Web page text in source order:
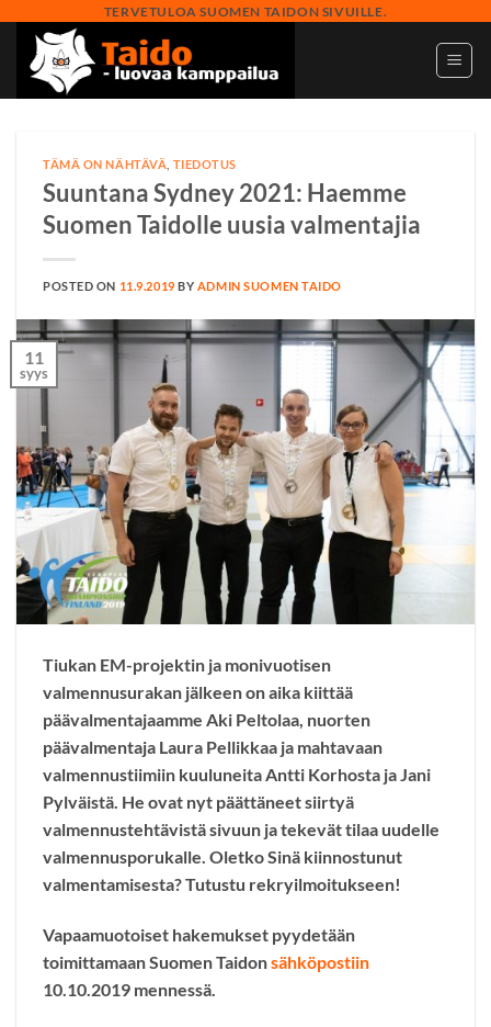
content
TERVETULOA SUOMEN TAIDON SIVUILLE.
TÄMÄ ON NÄHTÄVÄ TIEDOTUS
Suuntana Sydney 2021: Haemme
Suomen Taidolle uusia valmentajia
POSTED ON 11.9.2019 BY ADMIN SUOMEN TAIDO
11
syys
Tiukan EM-projektin ja monivuotisen
valmennusurakan jälkeen on aika kiittää
päävalmentajaamme Aki Peltolaa, nuorten
päävalmentaja Laura Pellikkaa ja mahtavaan
valmennustiimiin kuuluneita Antti Korhosta ja Jani
Pylväistä. He ovat nyt päättäneet siirtyä
valmennustehtävistä sivuun ja tekevät tilaa uudelle
valmennusporukalle. Oletko Sinä kiinnostunut
valmentamisesta? Tutustu rekryilmoitukseen!
Vapaamuotoiset hakemukset pyydetään
toimittamaan Suomen Taidonsähköpostiin
10.10.2019 mennessä.